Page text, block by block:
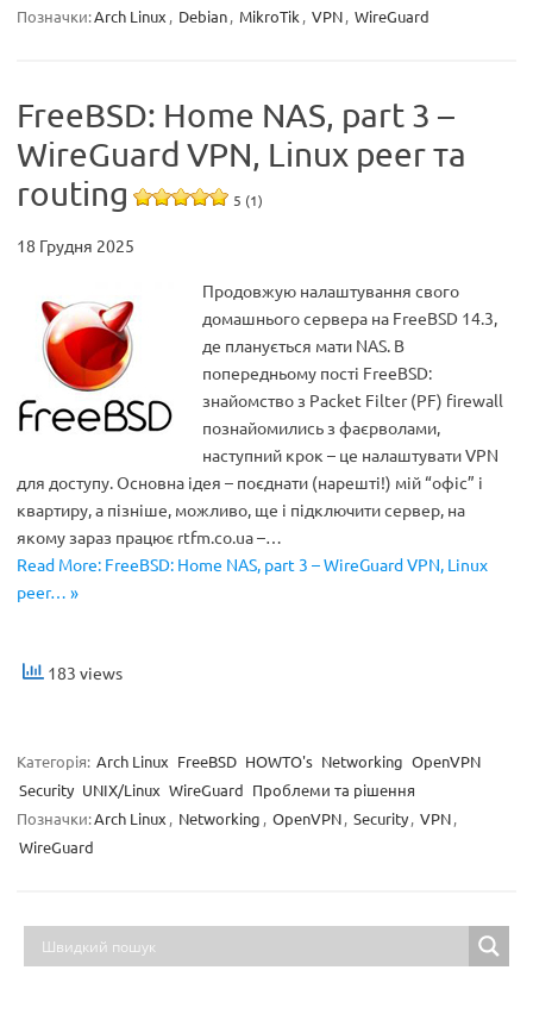
Позначки:Arch Linux , Debian, MikroTik , VPN, WireGuard
FreeBSD: Home NAS, part 3 –
WireGuard VPN, Linux peer та
routing
5 (1)
18 Грудня 2025
Продовжую налаштування свого
домашнього сервера на FreeBSD 14.3,
де планується мати NAS. В
попередньому пості FreeBSD:
знайомство з Packet Filter (PF) firewall
познайомились з фаєрволами,
наступний крок – це налаштувати VPN
для доступу. Основна ідея – поєднати (нарешті!) мій “офіс” і
квартиру, а пізніше, можливо, ще і підключити сервер, на
якому зараз працює rtfm.co.ua –…
Read More: FreeBSD: Home NAS, part 3 – WireGuard VPN, Linux
peer… »
183 views
Категорія: Arch Linux FreeBSD HOWTO's Networking OpenVPN
Security UNIX/Linux WireGuard Проблеми та рішення
Позначки:Arch Linux, Networking , OpenVPN, Security, VPN,
WireGuard